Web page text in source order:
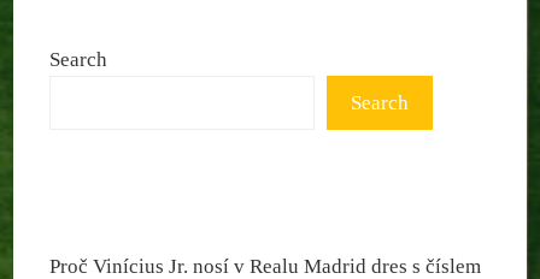
Search
Search
Proč Vinícius Jr. nosí v Realu Madrid dres s číslem